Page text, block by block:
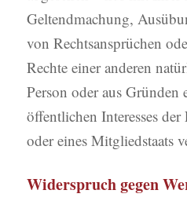
Geltendmachung,
von Rechtsansprüchen
Rechte einer anderen
Person oder aus Gründen
öffentlichen Interesses
oder eines Mitgliedstaats
Widerspruch gegen